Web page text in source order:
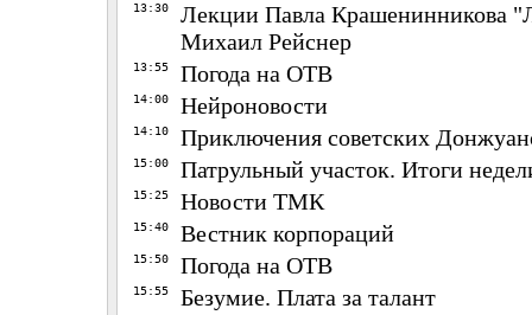
13:30
Лекции Павла Крашенинникова
Михаил Рейснер
13:55 Погода на ОТВ
14:00 Нейроновости
14:10 Приключения советских
15:00 Патрульный участок. Итоги
15:25 Новости ТМК
15:40 Вестник корпораций
15:50 Погода на ОТВ
15:55 Безумие. Плата за талант